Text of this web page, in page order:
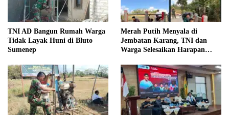
TNI AD Bangun Rumah Warga
Tidak Layak Huni di Bluto
Sumenep
Merah Putih Menyala di
Jembatan Karang, TNI dan
Warga Selesaikan Harapan